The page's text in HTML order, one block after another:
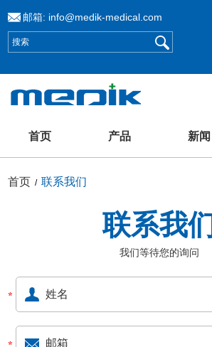
邮箱: info@medik-medical.com
首页 产品 新闻
首页 /联系我们
联系我们
我们等待您的询问